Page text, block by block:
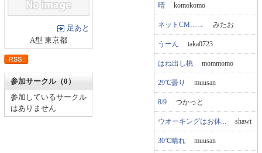
足あと
A型 東京都
参加サークル（0）
参加しているサークル
はありません
晴 komokomo
ネットCM…→ みたお
うーん taka0723
はね出し桃 mommomo
29℃曇り muusan
8/9 つかっと
ウオーキングはお休... shawt
30℃晴れ muusan